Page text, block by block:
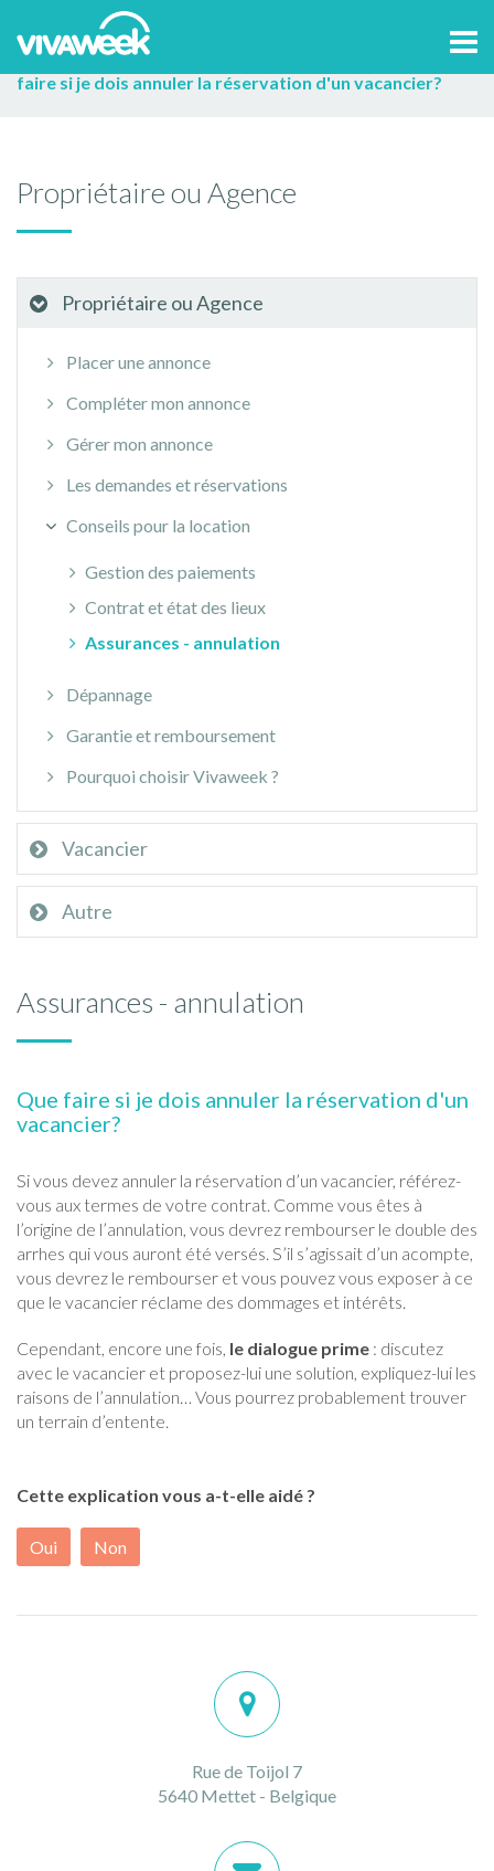
Accueil> Aide et contact
Conseils pour la location
Que
faire si je dois annuler la réservation d'un vacancier?
Propriétaire ou Agence
Propriétaire ou Agence
Placer une annonce
Compléter mon annonce
Gérer mon annonce
Les demandes et réservations
Conseils pour la location
Gestion des paiements
Contrat et état des lieux
Assurances - annulation
Dépannage
Garantie et remboursement
Pourquoi choisir Vivaweek ?
Vacancier
Autre
Assurances - annulation
Que faire si je dois annuler la réservation d'un
vacancier?
Si vous devez annuler la réservation d’un vacancier, référez-
vous aux termes de votre contrat. Comme vous êtes à
l’origine de l’annulation, vous devrez rembourser le double des
arrhes qui vous auront été versés. S’il s’agissait d’un acompte,
vous devrez le rembourser et vous pouvez vous exposer à ce
que le vacancier réclame des dommages et intérêts.
Cependant, encore une fois, le dialogue prime : discutez
avec le vacancier et proposez-lui une solution, expliquez-lui les
raisons de l’annulation… Vous pourrez probablement trouver
un terrain d’entente.
Cette explication vous a-t-elle aidé ?
Oui Non
Rue de Toijol 7
5640 Mettet - Belgique